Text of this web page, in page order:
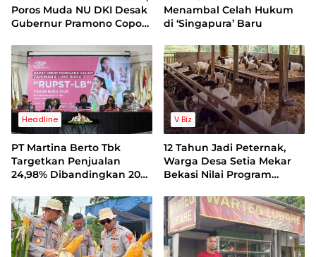
Poros Muda NU DKI Desak
Gubernur Pramono Copot
Menambal Celah Hukum
di ‘Singapura’ Baru
Headline
PT Martina Berto Tbk
Targetkan Penjualan
24,98% Dibandingkan 2025
Profitabilitas 2026
V Biz
12 Tahun Jadi Peternak,
Warga Desa Setia Mekar
Bekasi Nilai Program
Tertutup